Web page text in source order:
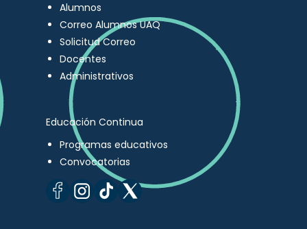
Alumnos
Correo Alumnos UAQ
Solicitud Correo
Docentes
Administrativos
Educación Continua
Programas educativos
Convocatorias